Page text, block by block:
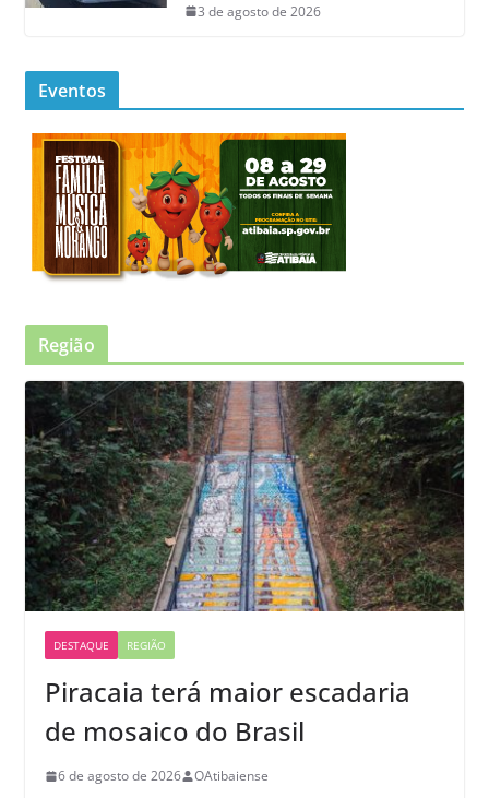
3 de agosto de 2026
Eventos
Região
DESTAQUE REGIÃO
Piracaia terá maior escadaria
de mosaico do Brasil
6 de agosto de 2026 OAtibaiense